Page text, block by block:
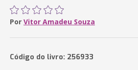
Por Vitor Amadeu Souza
Código do livro: 256933